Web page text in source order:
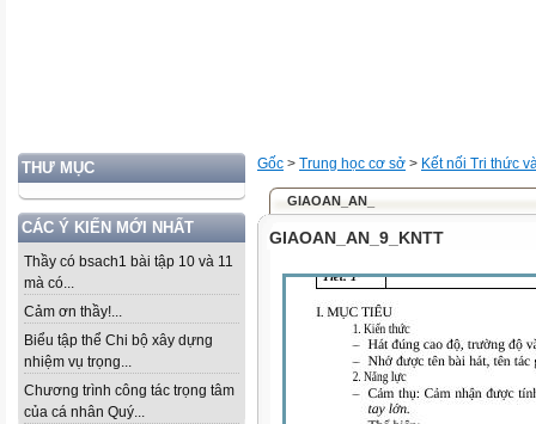
THƯ MỤC
CÁC Ý KIẾN MỚI NHẤT
Thầy có bsach1 bài tập 10 và 11
mà có...
Cảm ơn thầy!...
Biểu tập thể Chi bộ xây dựng
nhiệm vụ trọng...
Chương trình công tác trọng tâm
của cá nhân Quý...
Gốc > Trung học cơ sở > Kết nối Tri thức
GIAOAN_AN_
GIAOAN_AN_9_KNTT